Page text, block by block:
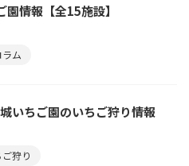
園情報【全15施設】
ム
城いちご園のいちご狩り情報
狩り